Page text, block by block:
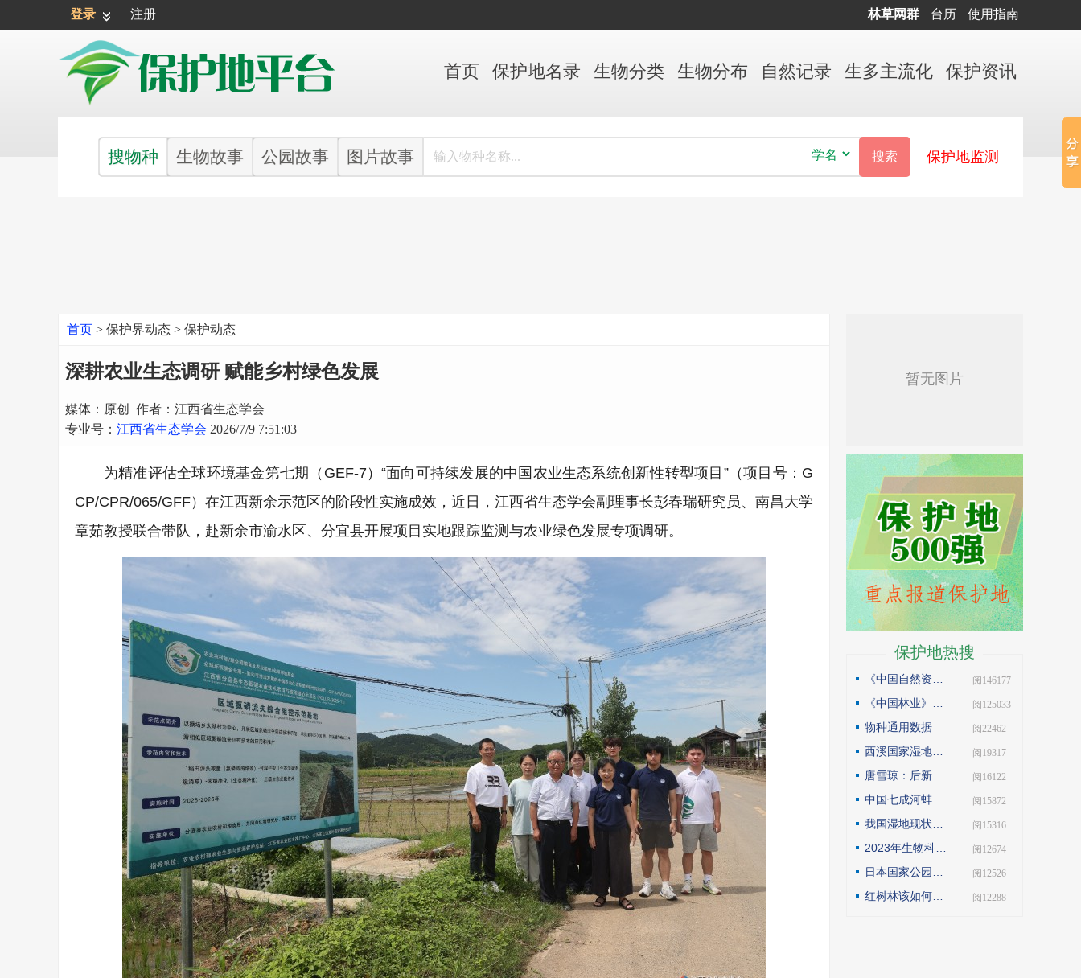
登录 注册 林草网群 台历 使用指南
首页 保护地名录 生物分类 生物分布 自然记录 生多主流化 保护资讯
搜物种 生物故事 公园故事 图片故事 保护地监测
首页 > 保护界动态 > 保护动态
深耕农业生态调研 赋能乡村绿色发展
媒体：原创 作者：江西省生态学会
专业号： 江西省生态学会 2026/7/9 7:51:03
为精准评估全球环境基金第七期（GEF-7）“面向可持续发展的中国农业生态系统创新性转型项目”（项目号：G
CP/CPR/065/GFF）在江西新余示范区的阶段性实施成效，近日，江西省生态学会副理事长彭春瑞研究员、南昌大学
章茹教授联合带队，赴新余市渝水区、分宜县开展项目实地跟踪监测与农业绿色发展专项调研。
保护地热搜
| 阅146177
| 阅125033
物种通用数据 | 阅22462
| 阅19317
| 阅16122
| 阅15872
| 阅15316
| 阅12674
| 阅12526
| 阅12288